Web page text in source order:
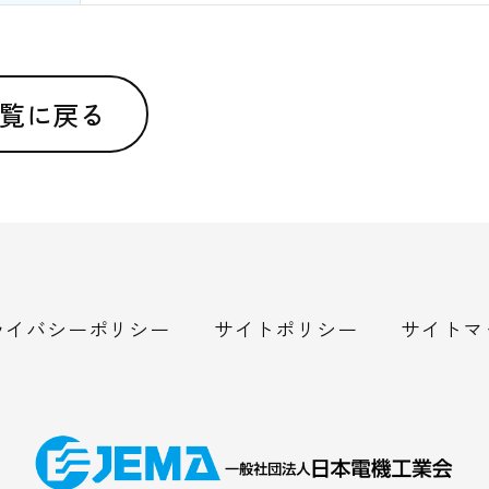
に戻る
バシーポリシー サイトポリシー サイトマ